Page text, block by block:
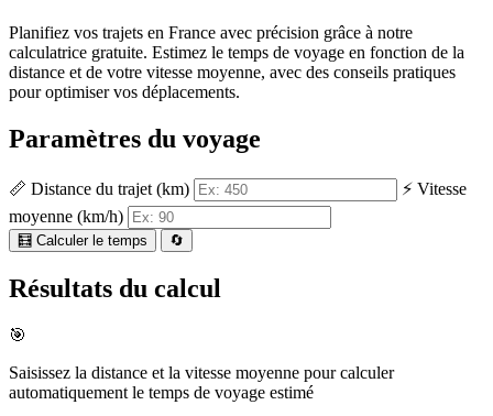
Planifiez vos trajets en France avec précision grâce à notre
calculatrice gratuite. Estimez le temps de voyage en fonction de la
distance et de votre vitesse moyenne, avec des conseils pratiques
pour optimiser vos déplacements.
Paramètres du voyage
📏 Distance du trajet (km)
⚡ Vitesse
moyenne (km/h)
🧮 Calculer le temps 🔄
Résultats du calcul
🎯
Saisissez la distance et la vitesse moyenne pour calculer
automatiquement le temps de voyage estimé